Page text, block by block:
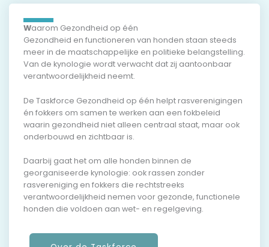
Waarom Gezondheid op één
Gezondheid en functioneren van honden staan steeds
meer in de maatschappelijke en politieke belangstelling.
Van de kynologie wordt verwacht dat zij aantoonbaar
verantwoordelijkheid neemt.
De Taskforce Gezondheid op één helpt rasverenigingen
én fokkers om samen te werken aan een fokbeleid
waarin gezondheid niet alleen centraal staat, maar ook
onderbouwd en zichtbaar is.
Daarbij gaat het om alle honden binnen de
georganiseerde kynologie: ook rassen zonder
rasvereniging en fokkers die rechtstreeks
verantwoordelijkheid nemen voor gezonde, functionele
honden die voldoen aan wet- en regelgeving.